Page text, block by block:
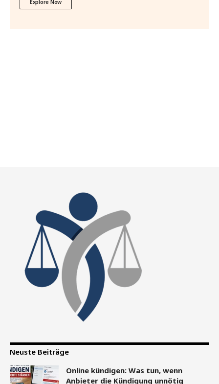
Explore Now
Neuste Beiträge
Online kündigen: Was tun, wenn
Anbieter die Kündigung unnötig